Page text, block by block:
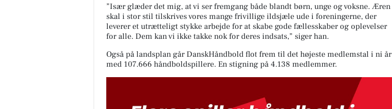
”Især glæder det mig, at vi ser fremgang både blandt børn, unge og voksne. Æren
skal i stor stil tilskrives vores mange frivillige ildsjæle ude i foreningerne, der
leverer et utrætteligt stykke arbejde for at skabe gode fællesskaber og oplevelser
for alle. Dem kan vi ikke takke nok for deres indsats,” siger han.
Også på landsplan går DanskHåndbold flot frem til det højeste medlemstal i ni år
med 107.666 håndboldspillere. En stigning på 4.138 medlemmer.